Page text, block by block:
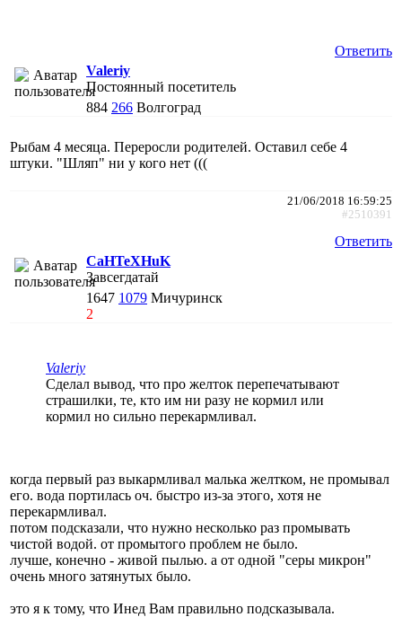
Ответить
Valeriy
Постоянный посетитель
884 266 Волгоград
Рыбам 4 месяца. Переросли родителей. Оставил себе 4
штуки. "Шляп" ни у кого нет (((
21/06/2018 16:59:25
#2510391
Ответить
CaHTeXHuK
Завсегдатай
1647 1079 Мичуринск
2
Valeriy
Сделал вывод, что про желток перепечатывают
страшилки, те, кто им ни разу не кормил или
кормил но сильно перекармливал.
когда первый раз выкармливал малька желтком, не промывал
его. вода портилась оч. быстро из-за этого, хотя не
перекармливал.
потом подсказали, что нужно несколько раз промывать
чистой водой. от промытого проблем не было.
лучше, конечно - живой пылью. а от одной "серы микрон"
очень много затянутых было.
это я к тому, что Инед Вам правильно подсказывала.